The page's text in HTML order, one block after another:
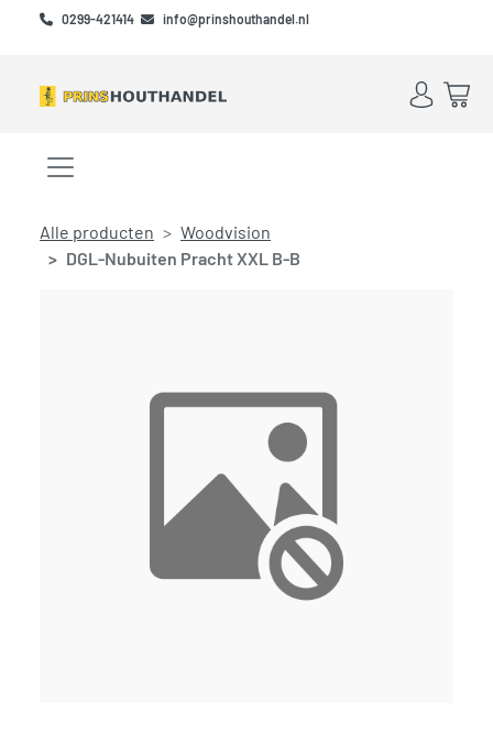
Skip to main content
Skip to footer
0299-421414 info@prinshouthandel.nl
Account
Menu openen/sluiten
Alle producten
Woodvision
DGL-Nubuiten Pracht XXL B-B